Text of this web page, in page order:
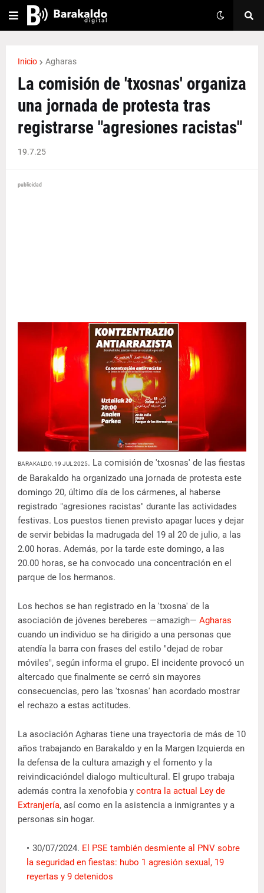
Inicio Agharas
La comisión de 'txosnas' organiza
una jornada de protesta tras
registrarse "agresiones racistas"
19.7.25
publicidad
BARAKALDO, 19 JUL 2025. La comisión de 'txosnas' de las fiestas
de Barakaldo ha organizado una jornada de protesta este
domingo 20, último día de los cármenes, al haberse
registrado "agresiones racistas" durante las actividades
festivas. Los puestos tienen previsto apagar luces y dejar
de servir bebidas la madrugada del 19 al 20 de julio, a las
2.00 horas. Además, por la tarde este domingo, a las
20.00 horas, se ha convocado una concentración en el
parque de los hermanos.
Los hechos se han registrado en la 'txosna' de la
asociación de jóvenes bereberes —amazigh— Agharas
cuando un individuo se ha dirigido a una personas que
atendía la barra con frases del estilo "dejad de robar
móviles", según informa el grupo. El incidente provocó un
altercado que finalmente se cerró sin mayores
consecuencias, pero las 'txosnas' han acordado mostrar
el rechazo a estas actitudes.
La asociación Agharas tiene una trayectoria de más de 10
años trabajando en Barakaldo y en la Margen Izquierda en
la defensa de la cultura amazigh y el fomento y la
reivindicacióndel dialogo multicultural. El grupo trabaja
además contra la xenofobia y contra la actual Ley de
Extranjería, así como en la asistencia a inmigrantes y a
personas sin hogar.
30/07/2024. El PSE también desmiente al PNV sobre
la seguridad en fiestas: hubo 1 agresión sexual, 19
reyertas y 9 detenidos